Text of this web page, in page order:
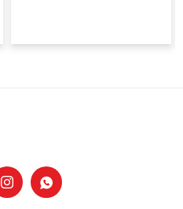
 